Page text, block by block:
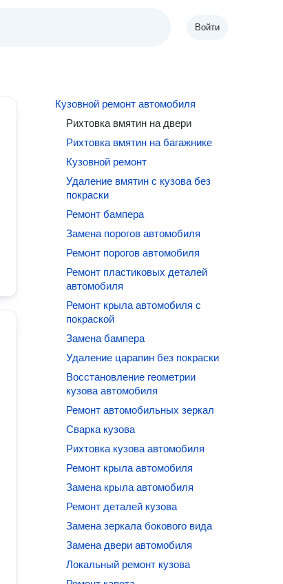
Войти
Кузовной ремонт автомобиля
Рихтовка вмятин на двери
Рихтовка вмятин на багажнике
Кузовной ремонт
Удаление вмятин с кузова без
покраски
Ремонт бампера
Замена порогов автомобиля
Ремонт порогов автомобиля
Ремонт пластиковых деталей
автомобиля
Ремонт крыла автомобиля с
покраской
Замена бампера
Удаление царапин без покраски
Восстановление геометрии
кузова автомобиля
Ремонт автомобильных зеркал
Сварка кузова
Рихтовка кузова автомобиля
Ремонт крыла автомобиля
Замена крыла автомобиля
Ремонт деталей кузова
Замена зеркала бокового вида
Замена двери автомобиля
Локальный ремонт кузова